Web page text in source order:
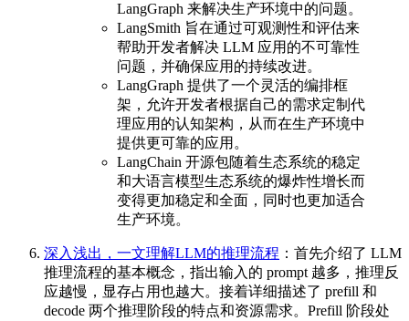
LangGraph 来解决生产环境中的问题。
LangSmith 旨在通过可观测性和评估来
帮助开发者解决 LLM 应用的不可靠性
问题，并确保应用的持续改进。
LangGraph 提供了一个灵活的编排框
架，允许开发者根据自己的需求定制代
理应用的认知架构，从而在生产环境中
提供更可靠的应用。
LangChain 开源包随着生态系统的稳定
和大语言模型生态系统的爆炸性增长而
变得更加稳定和全面，同时也更加适合
生产环境。
深入浅出，一文理解LLM的推理流程 ：首先介绍了 LLM
推理流程的基本概念，指出输入的 prompt 越多，推理反
应越慢，显存占用也越大。接着详细描述了 prefill 和
decode 两个推理阶段的特点和资源需求。Prefill 阶段处